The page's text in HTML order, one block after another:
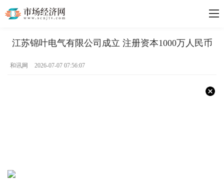
江苏锦叶电气有限公司成立 注册资本1000万人民币
和讯网 2026-07-07 07:56:07